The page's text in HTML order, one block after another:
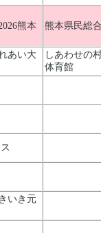
熊本
熊本県民総
あい大
しあわせの
体育館
いき元